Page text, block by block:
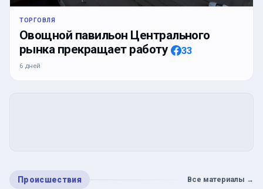
ТОРГОВЛЯ
Овощной павильон Центрального
рынка прекращает работу
33
6 дней
Происшествия Все материалы →